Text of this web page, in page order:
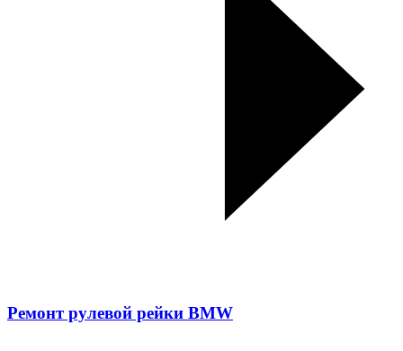
Ремонт рулевой рейки BMW